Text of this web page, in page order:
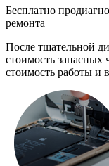
Бесплатно
ремонта
После тщательной
стоимость запасных
стоимость работы и